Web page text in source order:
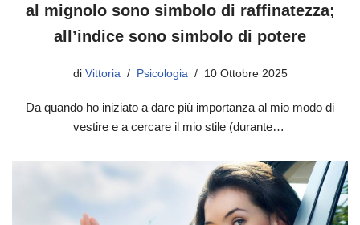
al mignolo sono simbolo di raffinatezza;
all’indice sono simbolo di potere
di Vittoria Psicologia 10 Ottobre 2025
Da quando ho iniziato a dare più importanza al mio modo di
vestire e a cercare il mio stile (durante…